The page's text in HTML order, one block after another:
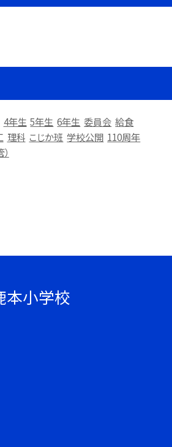
4年生 5年生 6年生 委員会 給食
理科 こじか班 学校公開 110周年
本小学校